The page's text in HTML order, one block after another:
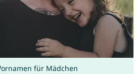
für Mädchen